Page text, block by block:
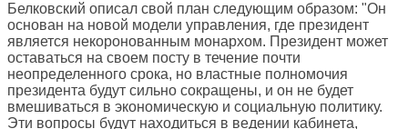
Белковский описал свой план следующим образом: "Он
основан на новой модели управления, где президент
является некоронованным монархом. Президент может
оставаться на своем посту в течение почти
неопределенного срока, но властные полномочия
президента будут сильно сокращены, и он не будет
вмешиваться в экономическую и социальную политику.
Эти вопросы будут находиться в ведении кабинета,